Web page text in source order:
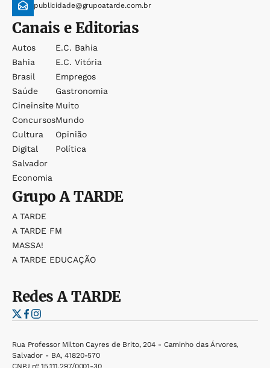
publicidade@grupoatarde.com.br
Canais e Editorias
Autos
Bahia
Brasil
Saúde
Cineinsite
Concursos
Cultura
Digital
Salvador
Economia
E.c. Bahia
E.c. Vitória
Empregos
Gastronomia
Muito
Mundo
Opinião
Política
GrupoA TARDE
A TARDE
A TARDE FM
MASSA!
A TARDE EDUCAÇÃO
RedesA TARDE
Rua Professor Milton Cayres de Brito, 204 - Caminho das Árvores,
Salvador - BA, 41820-570
CNPJ nº 15.111.297/0001-30